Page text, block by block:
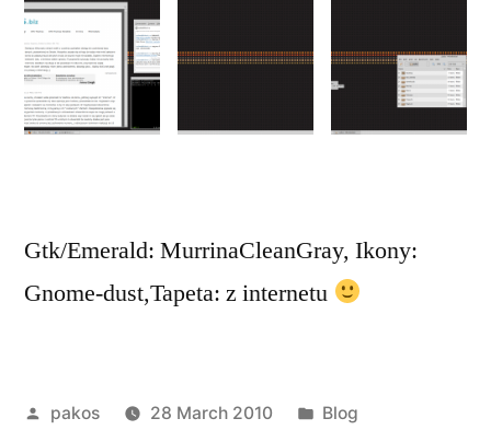
Gtk/Emerald: MurrinaCleanGray, Ikony:
Gnome-dust,Tapeta: z internetu
Posted
pakos 28 March 2010
Posted
Blog